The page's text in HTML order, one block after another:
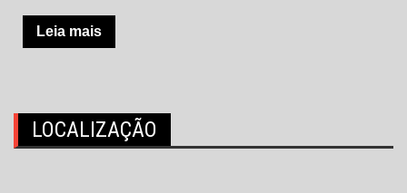
Leia mais
LOCALIZAÇÃO